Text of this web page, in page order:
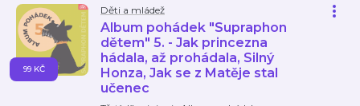
Děti a mládež
Album pohádek "Supraphon
dětem" 5. - Jak princezna
hádala, až prohádala, Silný
Honza, Jak se z Matěje stal
učenec
99 KČ